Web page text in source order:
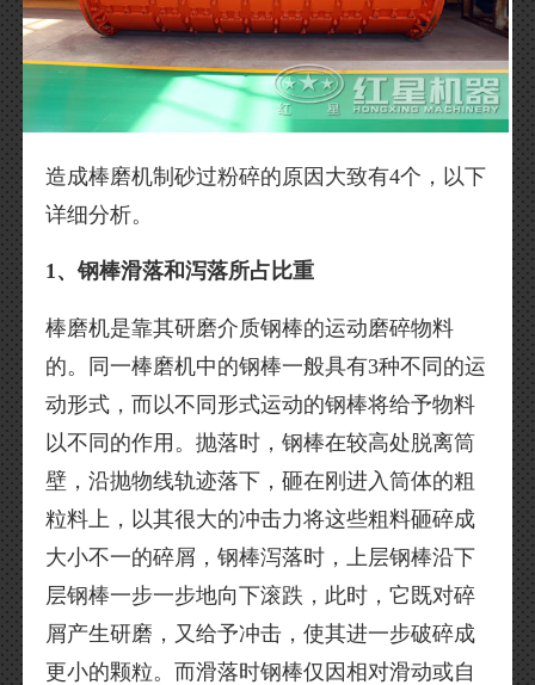
造成棒磨机制砂过粉碎的原因大致有4个，以下
详细分析。
1、钢棒滑落和泻落所占比重
棒磨机是靠其研磨介质钢棒的运动磨碎物料
的。同一棒磨机中的钢棒一般具有3种不同的运
动形式，而以不同形式运动的钢棒将给予物料
以不同的作用。抛落时，钢棒在较高处脱离筒
壁，沿抛物线轨迹落下，砸在刚进入筒体的粗
粒料上，以其很大的冲击力将这些粗料砸碎成
大小不一的碎屑，钢棒泻落时，上层钢棒沿下
层钢棒一步一步地向下滚跌，此时，它既对碎
屑产生研磨，又给予冲击，使其进一步破碎成
更小的颗粒。而滑落时钢棒仅因相对滑动或自